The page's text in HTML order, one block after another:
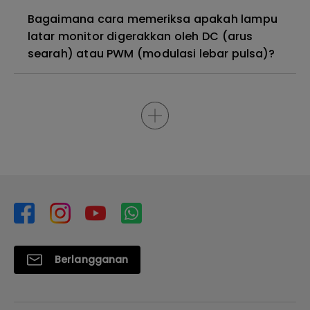
Bagaimana cara memeriksa apakah lampu
latar monitor digerakkan oleh DC (arus
searah) atau PWM (modulasi lebar pulsa)?
Berlangganan